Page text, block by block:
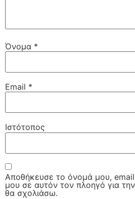
Όνομα *
Email *
Ιστότοπος
Αποθήκευσε το όνομά μου,
μου σε αυτόν τον πλοηγό για
θα σχολιάσω.